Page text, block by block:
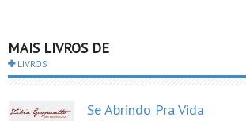
MAIS LIVROS DE
LIVROS
Se Abrindo Pra Vida